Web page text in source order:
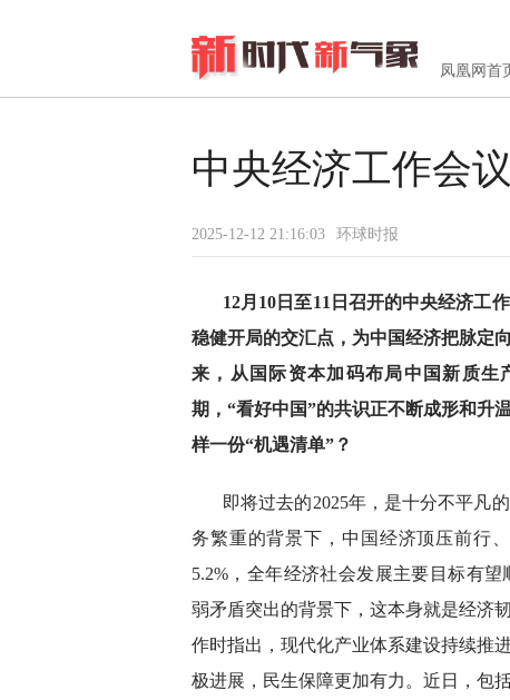
凤凰网首
中央经济工作会
2025-12-12 21:16:03 环球时报
12月10日至11日召开的中央经济工
稳健开局的交汇点，为中国经济把脉定
来，从国际资本加码布局中国新质
期，“看好中国”的共识正不断成形和升
样一份“机遇清单”？
即将过去的2025年，是十分不平凡
务繁重的背景下，中国经济顶压前行
5.2%，全年经济社会发展主要目标有
弱矛盾突出的背景下，这本身就是经济
作时指出，现代化产业体系建设持续推
极进展，民生保障更加有力。近日，包